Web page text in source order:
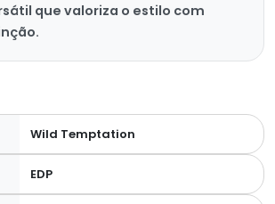
que valoriza o estilo com
Wild Temptation
EDP